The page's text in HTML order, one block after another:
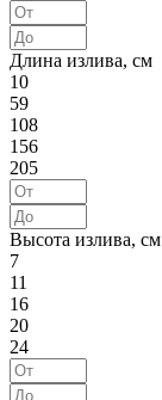
Длина излива, см
10
59
108
156
205
Высота излива, см
7
11
16
20
24